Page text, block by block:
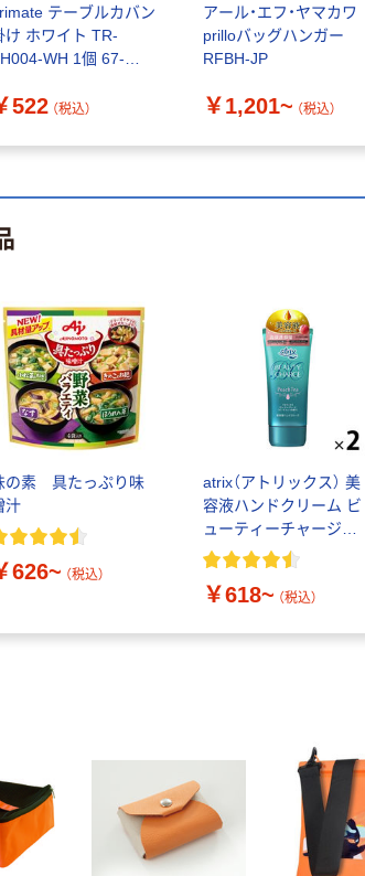
テーブルカバン
け ホワイト TR-
WH 1個 67-
522 （税込）
アール・エフ・ヤマカワ
prilloバッグハンガー
RFBH-JP
￥1,201~ （税込）
の素 具たっぷり味
汁
626~ （税込）
atrix（アトリックス） 美
容液ハンドクリーム ビ
ューティーチャージ
80g 花王
￥618~ （税込）